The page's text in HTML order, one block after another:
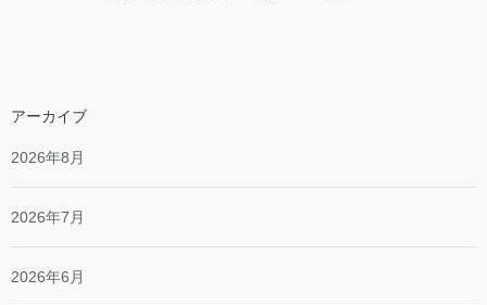
アーカイブ
2026年8月
2026年7月
2026年6月